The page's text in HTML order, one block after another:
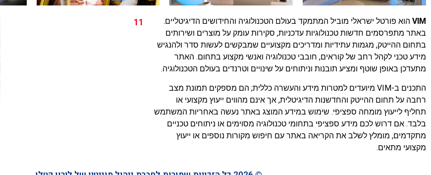
VIM הוא פורטל ישראלי מוביל המתמקד בעולם הטכנולוגיה והחידושים הדיגיטליים.
באתר מתפרסמים חדשות טכנולוגיות עדכניות, סקירות עומק על מוצרים ושירותים
בתחום ההייטק, מגמות עתידיות ומדריכים מקצועיים שמבקשים לעשות סדר ולהנגיש
מידע טכני לקהל רחב של קוראים, חובבי טכנולוגיה ואנשי מקצוע בתחום. האתר
מתעדכן באופן שוטף ומציע תובנות וניתוחים על שינויים וטרנדים בעולם הטכנולוגיה.
התכנים ב-VIM מיועדים למטרות מידע והעשרה כללית; הם מספקים תמונת מצב
רחבה על תחום ההייטק והחדשנות הדיגיטלית, אך אינם מהווים ייעוץ מקצועי או
תחליף לייעוץ מומחה ספציפי. שימוש במידע המוצג באתר נעשה באחריות המשתמש
בלבד. אם דרוש לכם מידע ספציפי בתחומי טכנולוגיה מסוימים או ניתוחים טכניים
מתקדמים, מומלץ לשלב את הקריאה באתר עם חיפוש מקורות נוספים או ייעוץ
מקצועי מתאים.
11